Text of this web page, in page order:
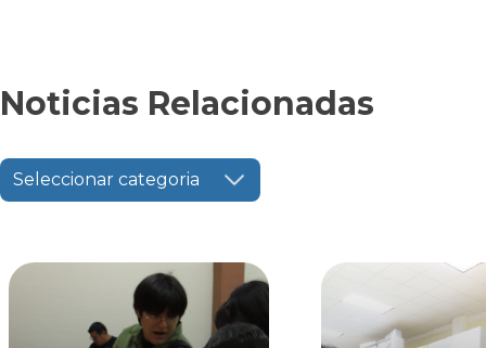
Noticias Relacionadas
Seleccionar categoria